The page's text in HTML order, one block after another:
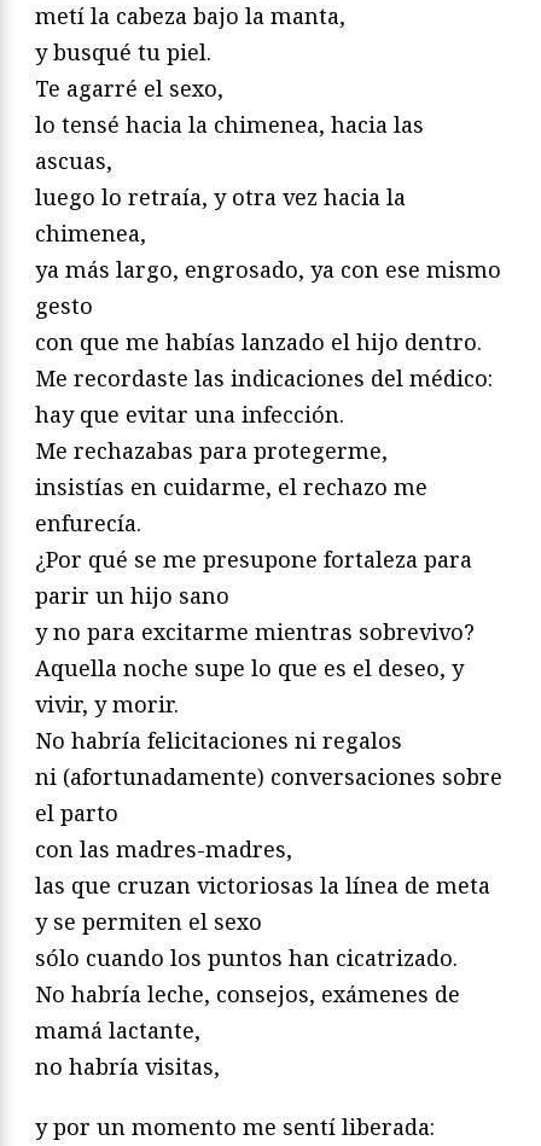
metí la cabeza bajo la manta,
y busqué tu piel.
Te agarré el sexo,
lo tensé hacia la chimenea, hacia las
ascuas,
luego lo retraía, y otra vez hacia la
chimenea,
ya más largo, engrosado, ya con ese mismo
gesto
con que me habías lanzado el hijo dentro.
Me recordaste las indicaciones del médico:
hay que evitar una infección.
Me rechazabas para protegerme,
insistías en cuidarme, el rechazo me
enfurecía.
¿Por qué se me presupone fortaleza para
parir un hijo sano
y no para excitarme mientras sobrevivo?
Aquella noche supe lo que es el deseo, y
vivir, y morir.
No habría felicitaciones ni regalos
ni (afortunadamente) conversaciones sobre
el parto
con las madres-madres,
las que cruzan victoriosas la línea de meta
y se permiten el sexo
sólo cuando los puntos han cicatrizado.
No habría leche, consejos, exámenes de
mamá lactante,
no habría visitas,
y por un momento me sentí liberada: